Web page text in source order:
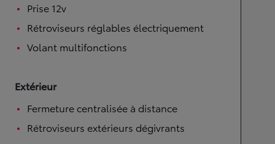
Prise 12v
Rétroviseurs réglables électriquement
Volant multifonctions
Extérieur
Fermeture centralisée à distance
Rétroviseurs extérieurs dégivrants